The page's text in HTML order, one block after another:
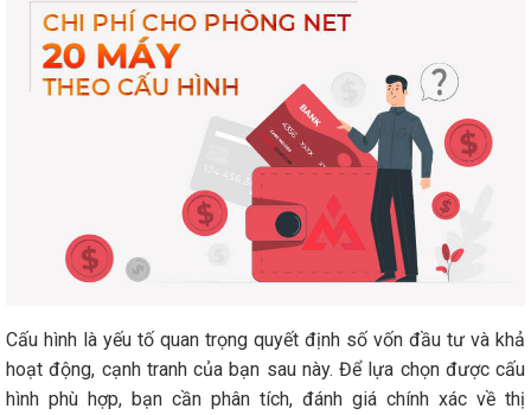
Cấu hình là yếu tố quan trọng quyết định số vốn đầu tư và khả
hoạt động, cạnh tranh của bạn sau này. Để lựa chọn được cấu
hình phù hợp, bạn cần phân tích, đánh giá chính xác về thị